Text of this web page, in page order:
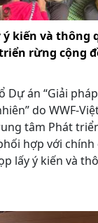
ý kiến và thông
rừng cộng
Dự án “Giải
do WWF-
tâm Phát
hợp với
lấy ý kiến và